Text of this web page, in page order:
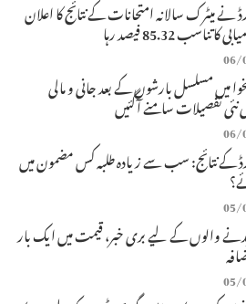
نے میٹرک سالانہ امتحانات کے نتائج کا اعلان
تناسب 85.32 فیصد رہا
06/
میں مسلسل بارشوں کے بعد جانی و مالی
تفصیلات سامنے آگئیں
06/
کے نتائج: سب سے زیادہ طلبہ کس مضمون میں
05/
والوں کے لیے بری خبر، قیمت میں ایک بار
05/